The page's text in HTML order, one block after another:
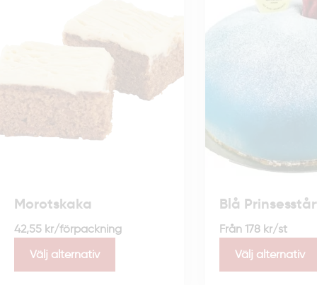
Morotskaka
42,55 kr/förpackning
Välj alternativ
Blå
Från 178 kr/st
Välj alternativ